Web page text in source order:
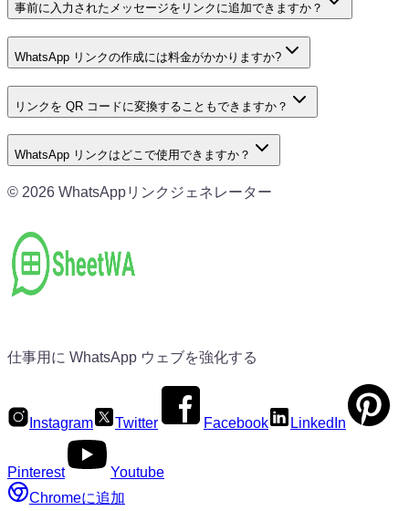
事前に入力されたメッセージをリンクに追加できますか？
WhatsApp リンクの作成には料金がかかりますか?
リンクを QR コードに変換することもできますか？
WhatsApp リンクはどこで使用できますか？
© 2026 WhatsAppリンクジェネレーター
仕事用に WhatsApp ウェブを強化する
Instagram Twitter Facebook LinkedIn
Pinterest
Youtube
Chromeに追加